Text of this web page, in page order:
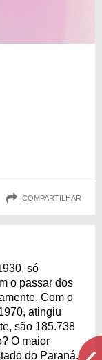
COMPARTILHAR
só
o passar dos
Com o
atingiu
são 185.738
O maior
do Paraná.